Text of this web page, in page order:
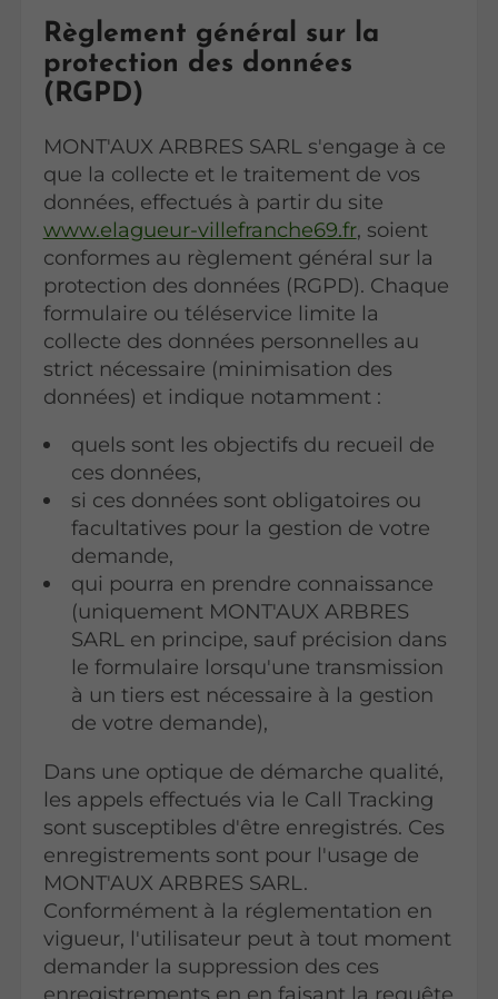
Règlement général sur la
protection des données
(RGPD)
MONT'AUX ARBRES SARL s'engage à ce
que la collecte et le traitement de vos
données, effectués à partir du site
www.elagueur-villefranche69.fr, soient
conformes au règlement général sur la
protection des données (RGPD). Chaque
formulaire ou téléservice limite la
collecte des données personnelles au
strict nécessaire (minimisation des
données) et indique notamment :
quels sont les objectifs du recueil de
ces données,
si ces données sont obligatoires ou
facultatives pour la gestion de votre
demande,
qui pourra en prendre connaissance
(uniquement MONT'AUX ARBRES
SARL en principe, sauf précision dans
le formulaire lorsqu'une transmission
à un tiers est nécessaire à la gestion
de votre demande),
Dans une optique de démarche qualité,
les appels effectués via le Call Tracking
sont susceptibles d'être enregistrés. Ces
enregistrements sont pour l'usage de
MONT'AUX ARBRES SARL.
Conformément à la réglementation en
vigueur, l'utilisateur peut à tout moment
demander la suppression des ces
enregistrements en en faisant la requête